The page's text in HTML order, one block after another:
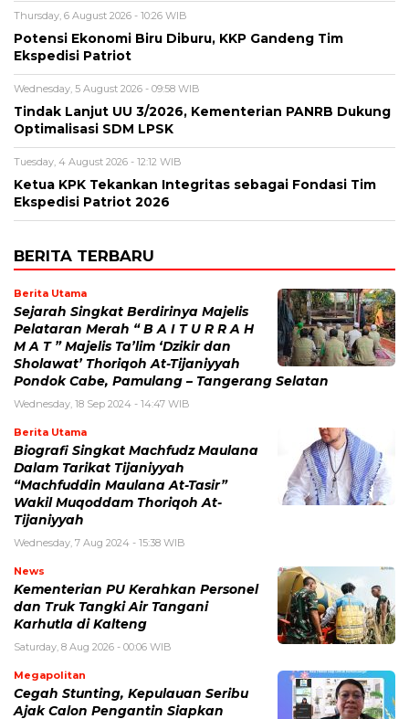
Thursday, 6 August 2026 - 10:26 WIB
Potensi Ekonomi Biru Diburu, KKP Gandeng Tim
Ekspedisi Patriot
Wednesday, 5 August 2026 - 09:58 WIB
Tindak Lanjut UU 3/2026, Kementerian PANRB Dukung
Optimalisasi SDM LPSK
Tuesday, 4 August 2026 - 12:12 WIB
Ketua KPK Tekankan Integritas sebagai Fondasi Tim
Ekspedisi Patriot 2026
BERITA TERBARU
Berita Utama
Sejarah Singkat Berdirinya Majelis
Pelataran Merah “ B A I T U R R A H
M A T ” Majelis Ta’lim ‘Dzikir dan
Sholawat’ Thoriqoh At-Tijaniyyah
Pondok Cabe, Pamulang – Tangerang Selatan
Wednesday, 18 Sep 2024 - 14:47 WIB
Berita Utama
Biografi Singkat Machfudz Maulana
Dalam Tarikat Tijaniyyah
“Machfuddin Maulana At-Tasir”
Wakil Muqoddam Thoriqoh At-
Tijaniyyah
Wednesday, 7 Aug 2024 - 15:38 WIB
News
Kementerian PU Kerahkan Personel
dan Truk Tangki Air Tangani
Karhutla di Kalteng
Saturday, 8 Aug 2026 - 00:06 WIB
Megapolitan
Cegah Stunting, Kepulauan Seribu
Ajak Calon Pengantin Siapkan